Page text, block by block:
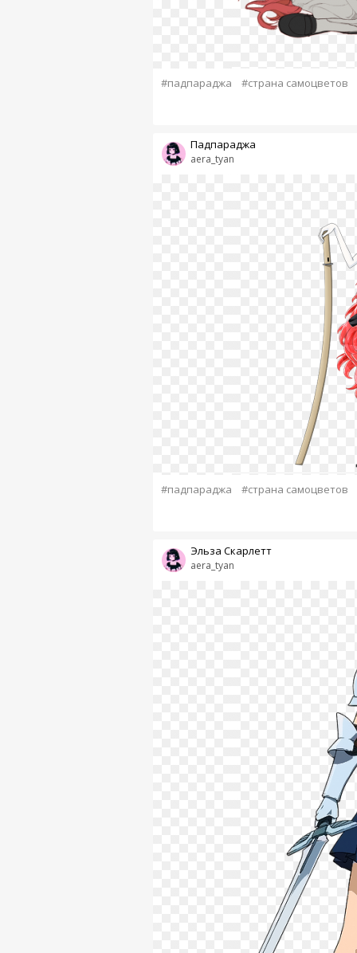
#падпараджа #страна самоцветов
aera_tyan
Падпараджа
#падпараджа #страна самоцветов
aera_tyan
Эльза Скарлетт